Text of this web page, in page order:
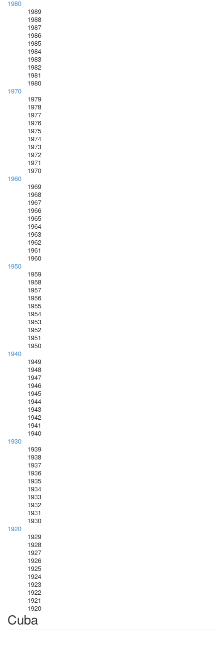
1980
1989
1988
1987
1986
1985
1984
1983
1982
1981
1980
1970
1979
1978
1977
1976
1975
1974
1973
1972
1971
1970
1960
1969
1968
1967
1966
1965
1964
1963
1962
1961
1960
1950
1959
1958
1957
1956
1955
1954
1953
1952
1951
1950
1940
1949
1948
1947
1946
1945
1944
1943
1942
1941
1940
1930
1939
1938
1937
1936
1935
1934
1933
1932
1931
1930
1920
1929
1928
1927
1926
1925
1924
1923
1922
1921
1920
Cuba